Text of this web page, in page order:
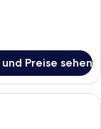
Preise sehen
mit einem